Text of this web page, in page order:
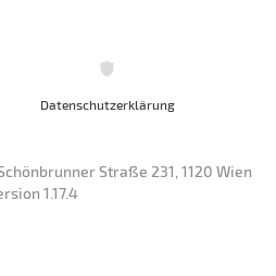
Datenschutzerklärung
Straße 231, 1120 Wien
1.17.4